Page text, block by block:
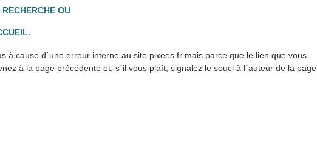
OU
à cause d´une erreur interne au site pixees.fr mais parce que le lien que vous
à la page précédente et, s´il vous plaît, signalez le souci à l´auteur de la page